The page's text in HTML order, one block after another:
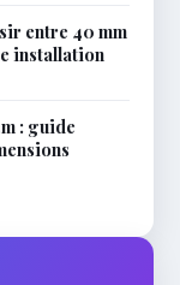
entre 40 mm
installation
: guide